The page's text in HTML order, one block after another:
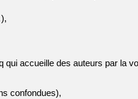
accueille des auteurs par la
confondues),